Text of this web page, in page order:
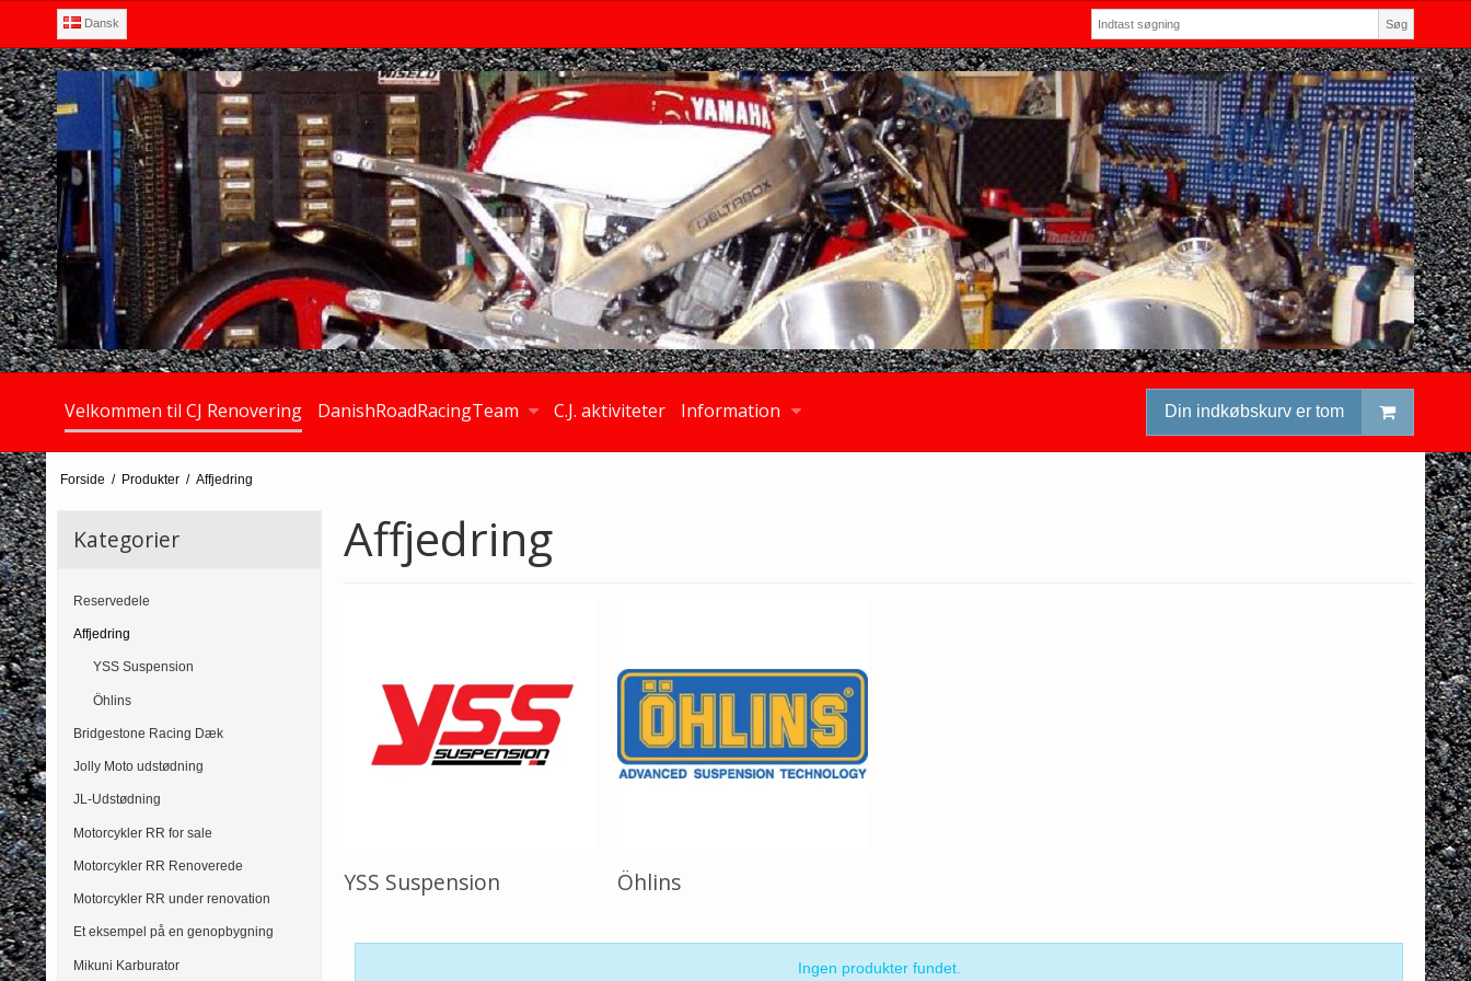
Dansk Søg
Velkommen til CJ Renovering DanishRoadRacingTeam C.J. aktiviteter Information Din indkøbskurv er tom
Forside / Produkter / Affjedring
Kategorier
Reservedele
Affjedring
YSS Suspension
Öhlins
Bridgestone Racing Dæk
Jolly Moto udstødning
JL-Udstødning
Motorcykler RR for sale
Motorcykler RR Renoverede
Motorcykler RR under renovation
Et eksempel på en genopbygning
Mikuni Karburator
Affjedring
YSS Suspension Öhlins
Ingen produkter fundet.